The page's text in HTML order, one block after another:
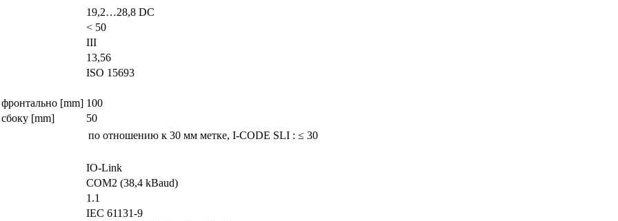
19,2…28,8 DC
< 50
III
13,56
ISO 15693
[mm] 100
[mm]
50
по отношению к 30 мм метке, I-CODE SLI : ≤ 30
IO-Link
COM2 (38,4 kBaud)
1.1
IEC 61131-9